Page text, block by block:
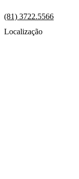
(81) 3722.5566
Localização